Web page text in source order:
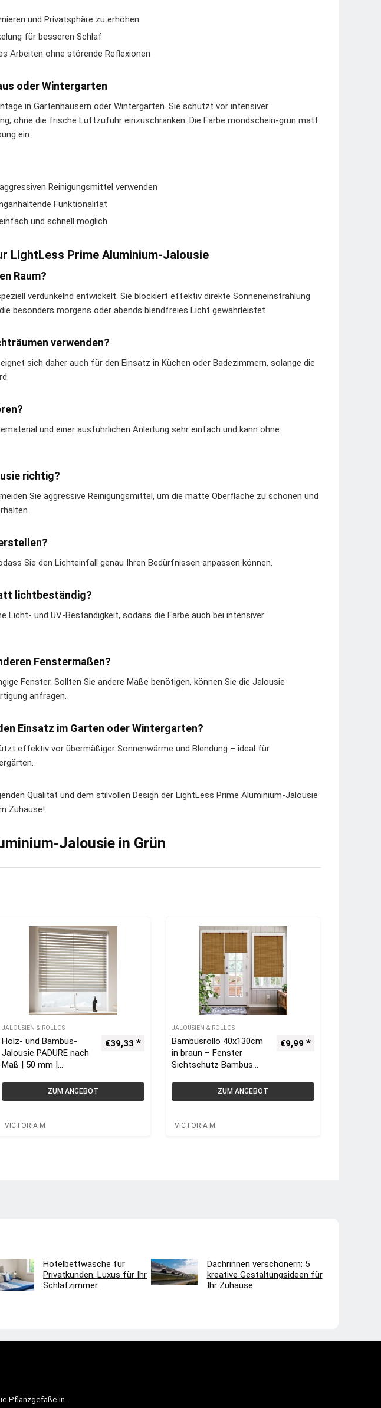
und Privatsphäre zu erhöhen
für besseren Schlaf
Arbeiten ohne störende Reflexionen
oder Wintergarten
in Gartenhäusern oder Wintergärten. Sie schützt vor intensiver
ohne die frische Luftzufuhr einzuschränken. Die Farbe mondschein-grün matt
ein.
Reinigungsmittel verwenden
Funktionalität
und schnell möglich
LightLess Prime Aluminium-Jalousie
Raum?
verdunkelnd entwickelt. Sie blockiert effektiv direkte Sonneneinstrahlung
besonders morgens oder abends blendfreies Licht gewährleistet.
verwenden?
sich daher auch für den Einsatz in Küchen oder Badezimmern, solange die
und einer ausführlichen Anleitung sehr einfach und kann ohne
richtig?
Sie aggressive Reinigungsmittel, um die matte Oberfläche zu schonen und
Sie den Lichteinfall genau Ihren Bedürfnissen anpassen können.
lichtbeständig?
Licht- und UV-Beständigkeit, sodass die Farbe auch bei intensiver
Fenstermaßen?
Fenster. Sollten Sie andere Maße benötigen, können Sie die Jalousie
anfragen.
Einsatz im Garten oder Wintergarten?
effektiv vor übermäßiger Sonnenwärme und Blendung – ideal für
Qualität und dem stilvollen Design der LightLess Prime Aluminium-Jalousie
Zuhause!
Jalousie in Grün
JALOUSIEN & ROLLOS
Holz- und Bambus-
Jalousie PADURE nach
Maß | 50 mm |
€39,33
ZUM ANGEBOT
VICTORIA M
JALOUSIEN & ROLLOS
Bambusrollo 40x130cm
in braun – Fenster
Sichtschutz Bambus
€9,99
ZUM ANGEBOT
VICTORIA M
Hotelbettwäsche für
Privatkunden: Luxus für Ihr
Schlafzimmer
Dachrinnen verschönern: 5
kreative Gestaltungsideen für
Ihr Zuhause
Pflanzgefäße in